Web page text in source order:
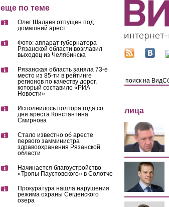
еще по теме
Олег Шалаев отпущен под
домашний арест
Фото: аппарат губернатора
Рязанской области возглавил
выходец из Челябинска
Рязанская область заняла 73-е
место из 85-ти в рейтинге
регионов по качеству дорог,
который составило «РИА
Новости»
Исполнилось полтора года со
дня ареста Константина
Смирнова
Стало известно об аресте
первого замминистра
здравоохранения Рязанской
области
Начинается благоустройство
«Тропы Паустовского» в Солотче
Прокуратура нашла нарушения
режима охраны Сегденского
озера
лица